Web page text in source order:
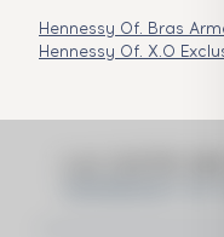
Hennessy Of. Bras
Hennessy Of. X.O
LA COTE